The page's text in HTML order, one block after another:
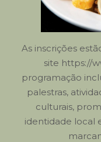
As inscrições
site https://
programação
palestras,
culturais,
identidade local